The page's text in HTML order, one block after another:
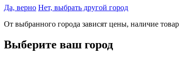
Да, верно Нет, выбрать другой город
От выбранного города зависят цены, наличие
Выберите ваш город